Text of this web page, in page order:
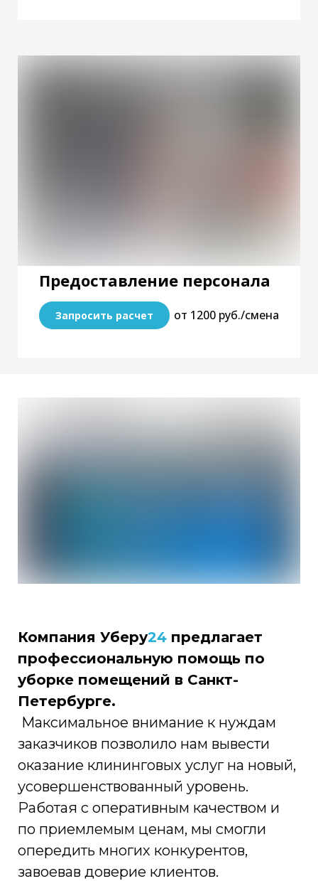
Предоставление персонала
Запросить расчет от 1200 руб./смена
Компания Уберу24 предлагает
профессиональную помощь по
уборке помещений в Санкт-
Петербурге.
Максимальное внимание к нуждам
заказчиков позволило нам вывести
оказание клининговых услуг на новый,
усовершенствованный уровень.
Работая с оперативным качеством и
по приемлемым ценам, мы смогли
опередить многих конкурентов,
завоевав доверие клиентов.